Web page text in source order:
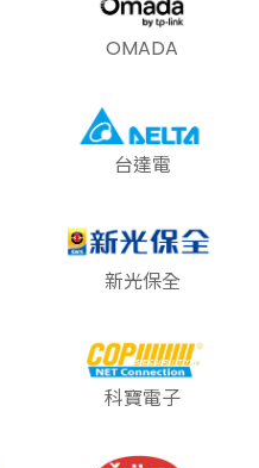
OMADA
台達電
新光保全
科寶電子